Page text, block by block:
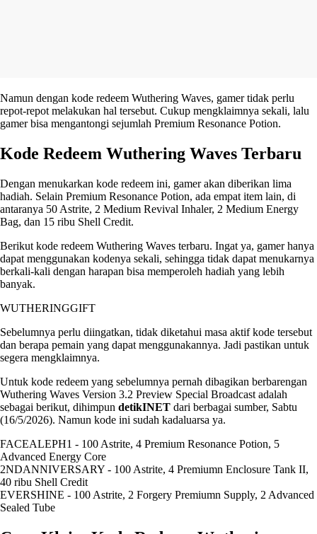
Namun dengan kode redeem Wuthering Waves, gamer tidak perlu
repot-repot melakukan hal tersebut. Cukup mengklaimnya sekali, lalu
gamer bisa mengantongi sejumlah Premium Resonance Potion.
Kode Redeem Wuthering Waves Terbaru
Dengan menukarkan kode redeem ini, gamer akan diberikan lima
hadiah. Selain Premium Resonance Potion, ada empat item lain, di
antaranya 50 Astrite, 2 Medium Revival Inhaler, 2 Medium Energy
Bag, dan 15 ribu Shell Credit.
Berikut kode redeem Wuthering Waves terbaru. Ingat ya, gamer hanya
dapat menggunakan kodenya sekali, sehingga tidak dapat menukarnya
berkali-kali dengan harapan bisa memperoleh hadiah yang lebih
banyak.
WUTHERINGGIFT
Sebelumnya perlu diingatkan, tidak diketahui masa aktif kode tersebut
dan berapa pemain yang dapat menggunakannya. Jadi pastikan untuk
segera mengklaimnya.
Untuk kode redeem yang sebelumnya pernah dibagikan berbarengan
Wuthering Waves Version 3.2 Preview Special Broadcast adalah
sebagai berikut, dihimpun detikINET dari berbagai sumber, Sabtu
(16/5/2026). Namun kode ini sudah kadaluarsa ya.
FACEALEPH1 - 100 Astrite, 4 Premium Resonance Potion, 5
Advanced Energy Core
2NDANNIVERSARY - 100 Astrite, 4 Premiumn Enclosure Tank II,
40 ribu Shell Credit
EVERSHINE - 100 Astrite, 2 Forgery Premiumn Supply, 2 Advanced
Sealed Tube